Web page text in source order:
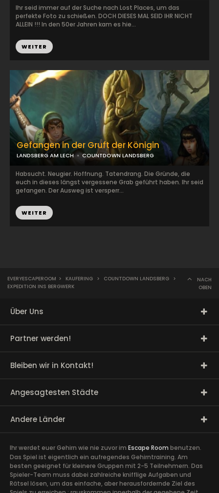
Ihr seid immer auf der Suche nach Lost Places, um das
perfekte Foto zu schießen. DOCH DIESES MAL SEID IHR NICHT
ALLEIN !!! In den 50er Jahren kam es hie...
WEITER
Gefangen in der Gruft der Königin
LANDSBERG AM LECH COUNTDOWN LANDSBERG
Habsucht. Neugier. Hoffnung. Tatendrang. Die Gründe, die
euch in dieses längst vergessene Grab geführt haben. Ihr seid
gefangen. Der Ausweg ist versperr...
WEITER
EVERYESCAPEROOM > KAUFERING > COUNTDOWN LANDSBERG >
EXPEDITION INS BERGWERK
NACH
OBEN
Über Uns
Partner werden!
Bleiben wir in Kontakt!
Angesagtesten Städte
Andere Länder
Ihr werdet euer Gehirn wie nie zuvor im Escape Room benutzen.
Das Spiel ist eigentlich ein aufregendes Gehirntraining. Am
besten geeignet für kleinere Gruppen mit 2-5 Teilnehmern. Das
Spieler-Team muss dabei zahlreiche knifflige Aufgaben und
Rätsel lösen, um das einfache, aber herausfordernde Ziel des